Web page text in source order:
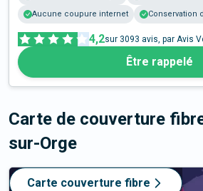
Aucune coupure internet
Conservation
4,2sur 3093 avis, par Avis
Être rappelé
Carte de couverture
sur-Orge
Carte couverture fibre